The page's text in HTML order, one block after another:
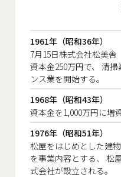
1961年（昭和36年）
7月15日株式会社松美
資本金250万円で、
清掃
ンス業を開始する。
1968年（昭和43年）
資本金を1,000万円に増
1976年（昭和51年）
松屋をはじめとした建
を事業内容とする、
松
式会社が設立される。